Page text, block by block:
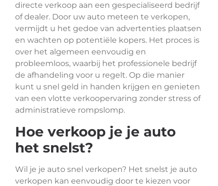
directe verkoop aan een gespecialiseerd bedrijf
of dealer. Door uw auto meteen te verkopen,
vermijdt u het gedoe van advertenties plaatsen
en wachten op potentiële kopers. Het proces is
over het algemeen eenvoudig en
probleemloos, waarbij het professionele bedrijf
de afhandeling voor u regelt. Op die manier
kunt u snel geld in handen krijgen en genieten
van een vlotte verkoopervaring zonder stress of
administratieve rompslomp.
Hoe verkoop je je auto
het snelst?
Wil je je auto snel verkopen? Het snelst je auto
verkopen kan eenvoudig door te kiezen voor